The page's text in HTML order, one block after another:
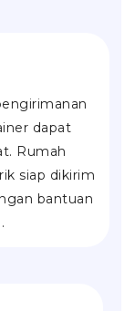
dapat
Rumah
siap dikirim
bantuan
.